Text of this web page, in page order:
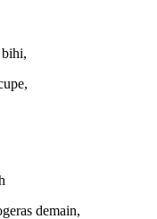
demain,